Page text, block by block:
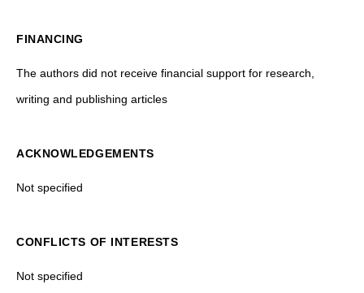
FINANCING
The authors did not receive financial support for research,
writing and publishing articles
ACKNOWLEDGEMENTS
Not specified
CONFLICTS OF INTERESTS
Not specified